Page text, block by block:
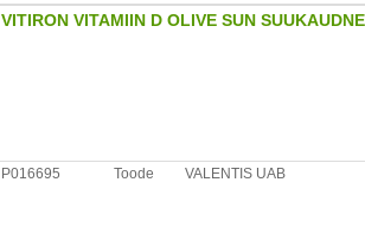
VITIRON VITAMIIN D OLIVE SUN
P016695 Toode VALENTIS UAB